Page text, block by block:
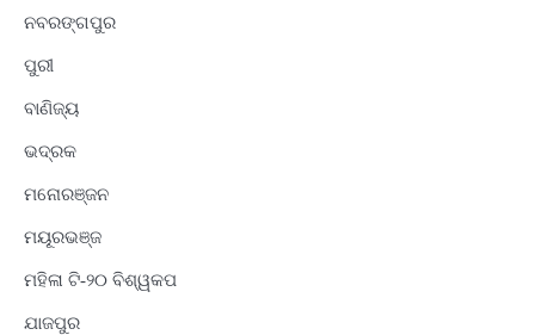
ନବରଙ୍ଗପୁର
ପୁରୀ
ବାଣିଜ୍ୟ
ଭଦ୍ରକ
ମନୋରଞ୍ଜନ
ମୟୂରଭଞ୍ଜ
ମହିଳା ଟି-୨୦ ବିଶ୍ୱକପ
ଯାଜପୁର